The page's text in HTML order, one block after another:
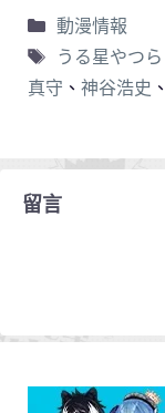
動漫情報
うる星やつら
真守 、 神谷浩史 、
留言